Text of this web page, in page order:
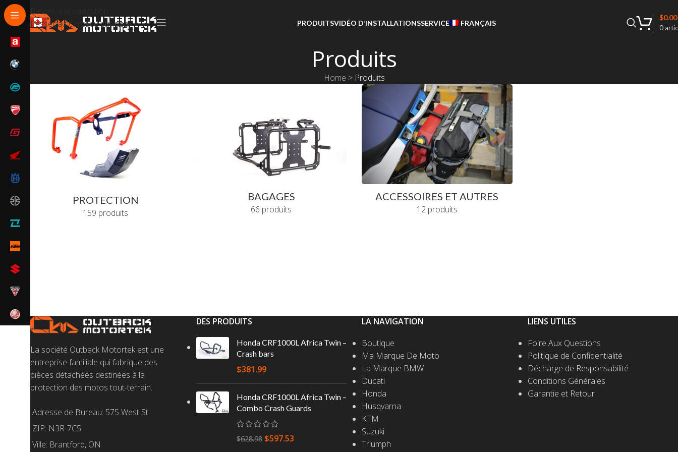
Passer à la navigation
Passer au contenu principal
PRODUITSVIDÉO D’INSTALLATIONSSERVICE FRANÇAIS
0
$0.00
Produits
Home > Produits
PROTECTION
159 produits
BAGAGES
66 produits
ACCESSOIRES ET AUTRES
12 produits
La société Outback Motortek est une
entreprise familiale qui fabrique des
pièces détachées destinées à la
protection des motos tout-terrain.
Adresse de Bureau: 575 West St.
ZIP: N3R-7C5
Ville: Brantford, ON
DES PRODUITS
Honda CRF1000L Africa Twin –
Crash bars
$381.99
Honda CRF1000L Africa Twin –
Combo Crash Guards
$628.98 $597.53
LA NAVIGATION
Boutique
Ma Marque De Moto
La Marque BMW
Ducati
Honda
Husqvarna
KTM
Suzuki
Triumph
LIENS UTILES
Foire Aux Questions
Politique de Confidentialité
Décharge de Responsabilité
Conditions Générales
Garantie et Retour